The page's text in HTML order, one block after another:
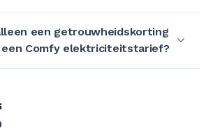
een getrouwheidskorting
Comfy elektriciteitstarief?